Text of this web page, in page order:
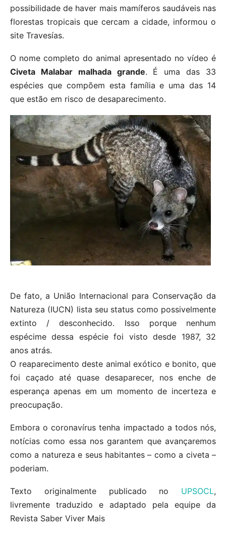
possibilidade de haver mais mamíferos saudáveis ​​nas
florestas tropicais que cercam a cidade, informou o
site Travesías.
O nome completo do animal apresentado no vídeo é
Civeta Malabar malhada grande. É uma das 33
espécies que compõem esta família e uma das 14
que estão em risco de desaparecimento.
De fato, a União Internacional para Conservação da
Natureza (IUCN) lista seu status como possivelmente
extinto / desconhecido. Isso porque nenhum
espécime dessa espécie foi visto desde 1987, 32
anos atrás.
O reaparecimento deste animal exótico e bonito, que
foi caçado até quase desaparecer, nos enche de
esperança apenas em um momento de incerteza e
preocupação.
Embora o coronavírus tenha impactado a todos nós,
notícias como essa nos garantem que avançaremos
como a natureza e seus habitantes – como a civeta –
poderiam.
Texto originalmente publicado no UPSOCL,
livremente traduzido e adaptado pela equipe da
Revista Saber Viver Mais